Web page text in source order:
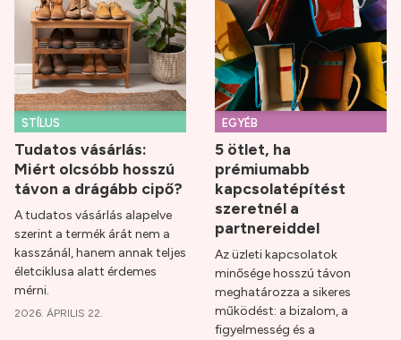
STÍLUS
Tudatos vásárlás:
Miért olcsóbb hosszú
távon a drágább cipő?
A tudatos vásárlás alapelve
szerint a termék árát nem a
kasszánál, hanem annak teljes
életciklusa alatt érdemes
mérni.
2026. ÁPRILIS 22.
EGYÉB
5 ötlet, ha
prémiumabb
kapcsolatépítést
szeretnél a
partnereiddel
Az üzleti kapcsolatok
minősége hosszú távon
meghatározza a sikeres
működést: a bizalom, a
figyelmesség és a